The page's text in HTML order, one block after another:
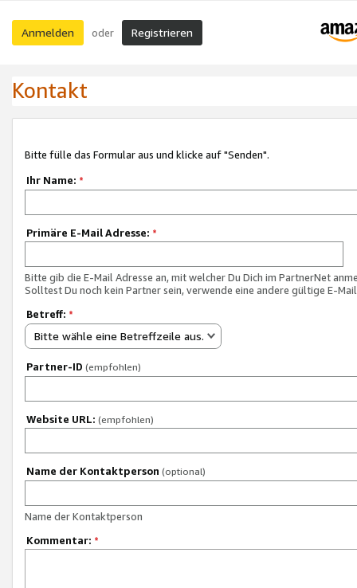
Anmelden oder Registrieren
Kontakt
Bitte fülle das Formular aus und klicke auf "Senden".
Ihr Name: *
Primäre E-Mail Adresse: *
Bitte gib die E-Mail Adresse an, mit welcher Du Dich im PartnerNet
Solltest Du noch kein Partner sein, verwende eine andere gültige E-
Betreff: *
Bitte wähle eine Betreffzeile aus.
Partner-ID (empfohlen)
Website URL: (empfohlen)
Name der Kontaktperson (optional)
Name der Kontaktperson
Kommentar: *